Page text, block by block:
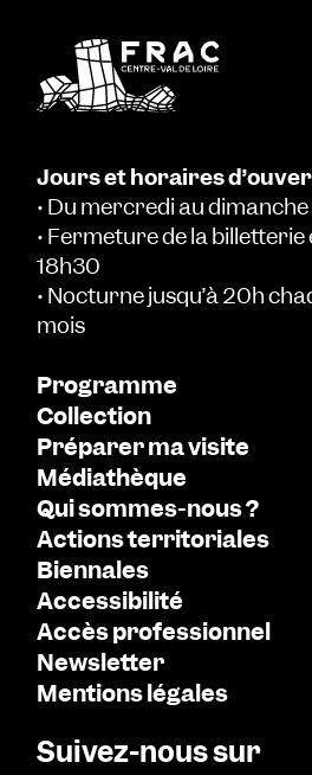
Jours et horaires
• Du mercredi au dimanche
• Fermeture de la billetterie
18h30
• Nocturne jusqu’à 20h
mois
Programme
Collection
Préparer ma visite
Médiathèque
Qui sommes-nous ?
Actions territoriales
Biennales
Accessibilité
Accès professionnel
Newsletter
Mentions légales
Suivez-nous sur